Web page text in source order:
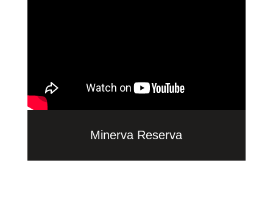
Minerva Reserva